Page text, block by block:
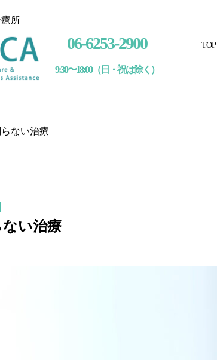
所
06-6253-2900
9:30〜18:00（日・祝は除く）
TOP
初めての方へ
治療内容
医師紹介
ない治療
い治療